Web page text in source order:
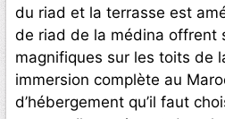
du riad et la terrasse est
de riad de la médina offrent
magnifiques sur les toits de
immersion complète au
d’hébergement qu’il faut